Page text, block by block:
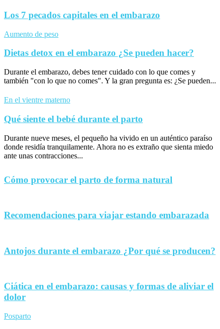
Los 7 pecados capitales en el embarazo
Aumento de peso
Dietas detox en el embarazo ¿Se pueden hacer?
Durante el embarazo, debes tener cuidado con lo que comes y
también "con lo que no comes". Y la gran pregunta es: ¿Se pueden...
En el vientre materno
Qué siente el bebé durante el parto
Durante nueve meses, el pequeño ha vivido en un auténtico paraíso
donde residía tranquilamente. Ahora no es extraño que sienta miedo
ante unas contracciones...
Cómo provocar el parto de forma natural
Recomendaciones para viajar estando embarazada
Antojos durante el embarazo ¿Por qué se producen?
Ciática en el embarazo: causas y formas de aliviar el
dolor
Posparto